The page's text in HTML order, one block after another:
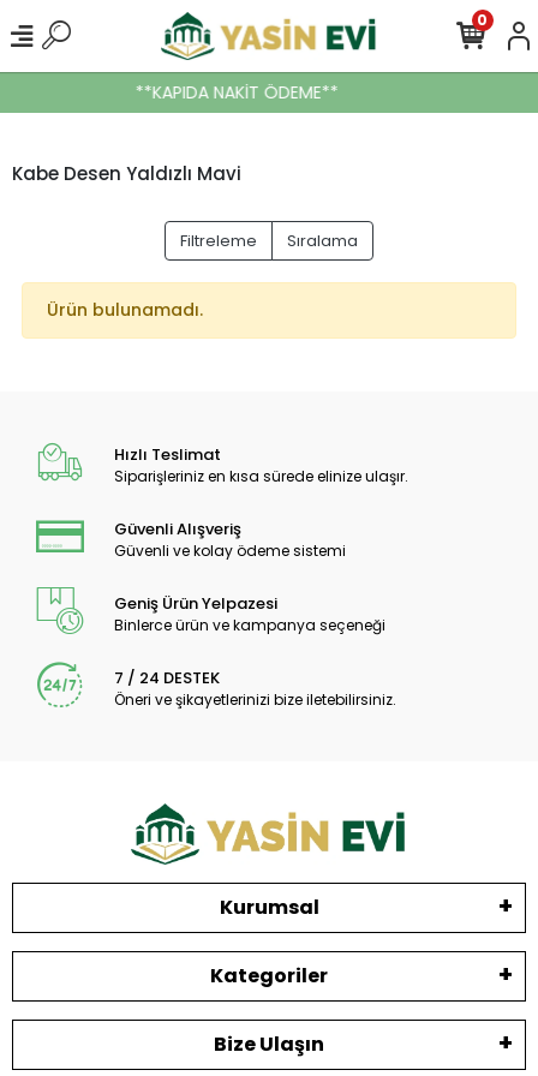
**KAPIDA NAKİT ÖDEME**
0
Kabe Desen Yaldızlı Mavi
Filtreleme Sıralama
Ürün bulunamadı.
Hızlı Teslimat
Siparişleriniz en kısa sürede elinize ulaşır.
Güvenli Alışveriş
Güvenli ve kolay ödeme sistemi
Geniş Ürün Yelpazesi
Binlerce ürün ve kampanya seçeneği
7 / 24 DESTEK
Öneri ve şikayetlerinizi bize iletebilirsiniz.
Kurumsal
Kategoriler
Bize Ulaşın